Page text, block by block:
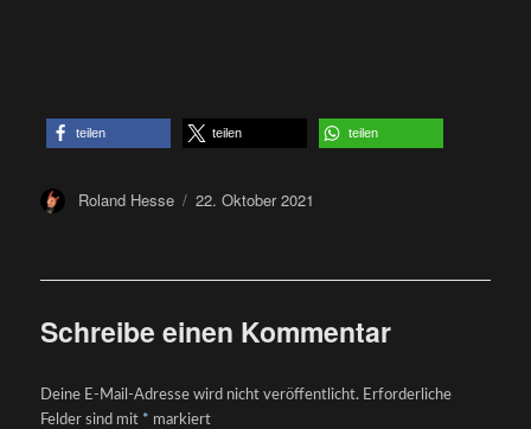
teilen teilen teilen
Author
Roland Hesse
Posted
22. Oktober 2021
Schreibe einen Kommentar
Deine E-Mail-Adresse wird nicht veröffentlicht. Erforderliche
Felder sind mit * markiert